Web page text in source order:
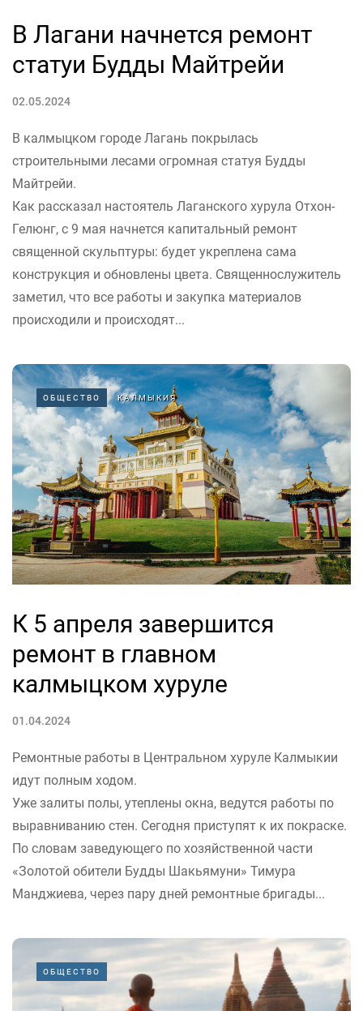
В Лагани начнется ремонт
статуи Будды Майтрейи
02.05.2024
В калмыцком городе Лагань покрылась
строительными лесами огромная статуя Будды
Майтрейи.
Как рассказал настоятель Лаганского хурула Отхон-
Гелюнг, с 9 мая начнется капитальный ремонт
священной скульптуры: будет укреплена сама
конструкция и обновлены цвета. Священнослужитель
заметил, что все работы и закупка материалов
происходили и происходят...
ОБЩЕСТВО КАЛМЫКИЯ
К 5 апреля завершится
ремонт в главном
калмыцком хуруле
01.04.2024
Ремонтные работы в Центральном хуруле Калмыкии
идут полным ходом.
Уже залиты полы, утеплены окна, ведутся работы по
выравниванию стен. Сегодня приступят к их покраске.
По словам заведующего по хозяйственной части
«Золотой обители Будды Шакьямуни» Тимура
Манджиева, через пару дней ремонтные бригады...
ОБЩЕСТВО